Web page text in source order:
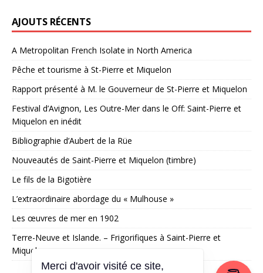
AJOUTS RÉCENTS
A Metropolitan French Isolate in North America
Pêche et tourisme à St-Pierre et Miquelon
Rapport présenté à M. le Gouverneur de St-Pierre et Miquelon
Festival d’Avignon, Les Outre-Mer dans le Off: Saint-Pierre et
Miquelon en inédit
Bibliographie d’Aubert de la Rüe
Nouveautés de Saint-Pierre et Miquelon (timbre)
Le fils de la Bigotière
L’extraordinaire abordage du « Mulhouse »
Les œuvres de mer en 1902
Terre-Neuve et Islande. – Frigorifiques à Saint-Pierre et
Miquelon
Merci d'avoir visité ce site,